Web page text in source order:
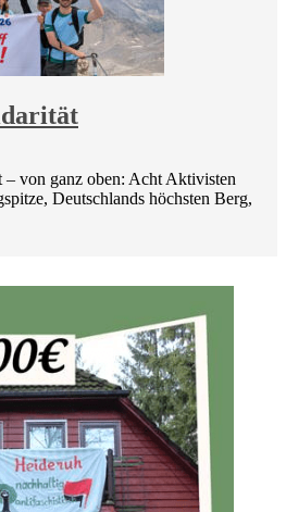
von ganz oben: Acht Aktivisten
Deutschlands höchsten Berg,